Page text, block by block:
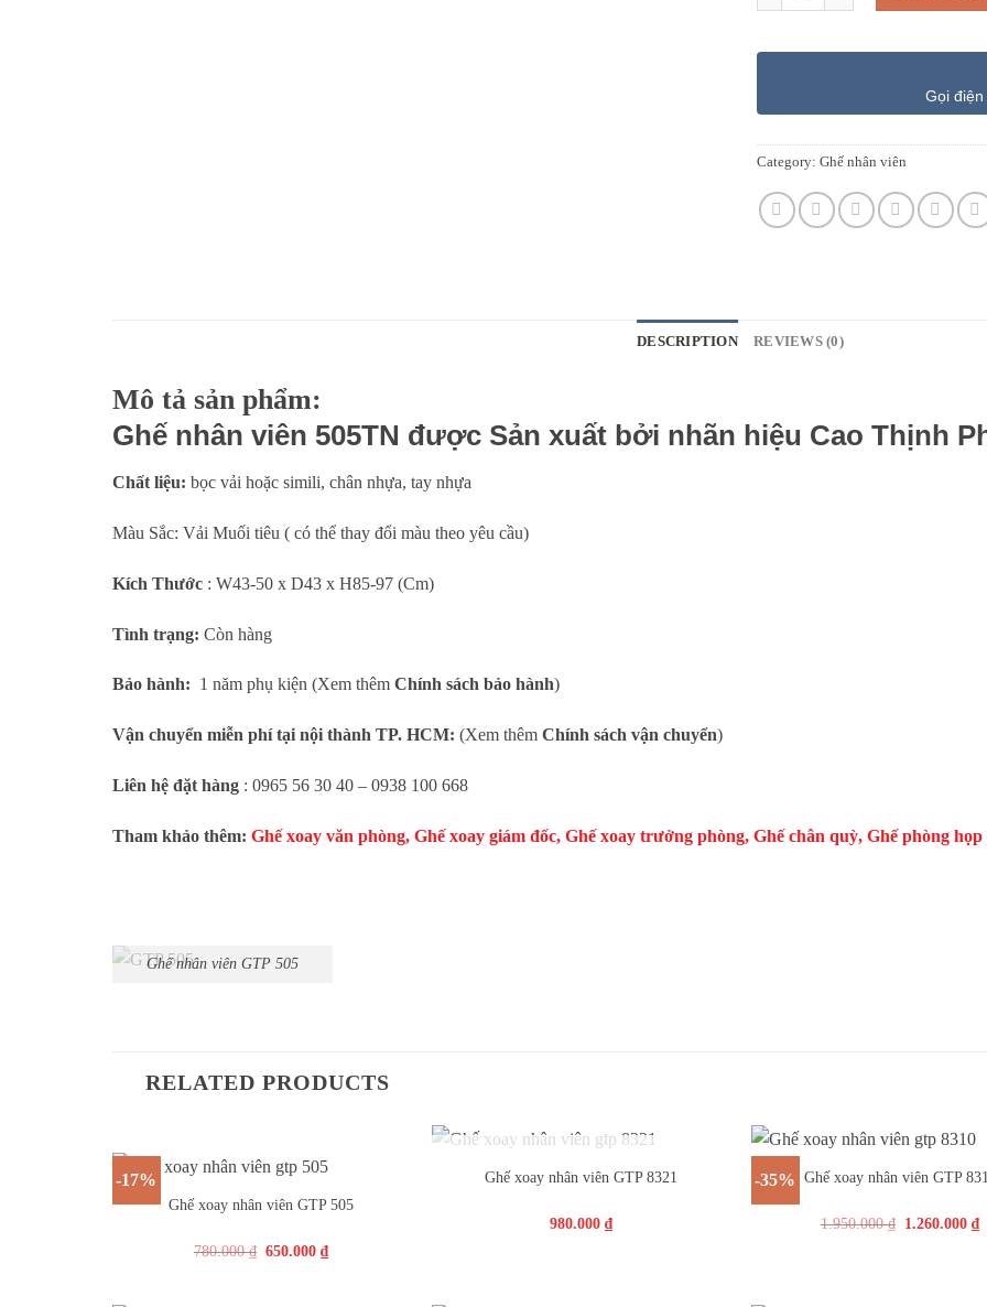
Gọi
Category: Ghế nhân viên
DESCRIPTION REVIEWS (0)
Mô tả sản phẩm:
Ghế nhân viên 505TN được Sản xuất bởi nhãn hiệu Cao Thịnh
Chất liệu: bọc vải hoặc simili, chân nhựa, tay nhựa
Màu Sắc: Vải Muối tiêu ( có thể thay đổi màu theo yêu cầu)
Kích Thước : W43-50 x D43 x H85-97 (Cm)
Tình trạng: Còn hàng
Bảo hành: 1 năm phụ kiện (Xem thêm Chính sách bảo hành)
Vận chuyển miễn phí tại nội thành TP. HCM: (Xem thêm Chính sách vận chuyển)
Liên hệ đặt hàng : 0965 56 30 40 – 0938 100 668
Tham khảo thêm: Ghế xoay văn phòng, Ghế xoay giám đốc, Ghế xoay trưởng phòng, Ghế chân quỳ, Ghế phòng họp
Ghế nhân viên GTP 505
RELATED PRODUCTS
-17%
+
Ghế xoay nhân viên GTP 505
780.000₫ 650.000₫
+
OUT OF STOCK
Ghế xoay nhân viên GTP 8321
980.000 ₫
-35%
+
Ghế xoay nhân viên GTP
1.950.000₫ 1.260.000₫